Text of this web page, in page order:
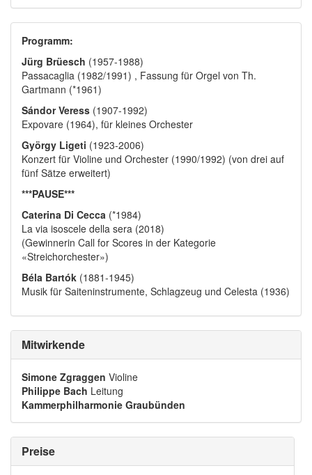
Programm:
Jürg Brüesch (1957-1988)
Passacaglia (1982/1991) , Fassung für Orgel von Th.
Gartmann (*1961)
Sándor Veress (1907-1992)
Expovare (1964), für kleines Orchester
György Ligeti (1923-2006)
Konzert für Violine und Orchester (1990/1992) (von drei auf
fünf Sätze erweitert)
***PAUSE***
Caterina Di Cecca (*1984)
La via isoscele della sera (2018)
(Gewinnerin Call for Scores in der Kategorie
«Streichorchester»)
Béla Bartók (1881-1945)
Musik für Saiteninstrumente, Schlagzeug und Celesta (1936)
Mitwirkende
Simone Zgraggen Violine
Philippe Bach Leitung
Kammerphilharmonie Graubünden
Preise